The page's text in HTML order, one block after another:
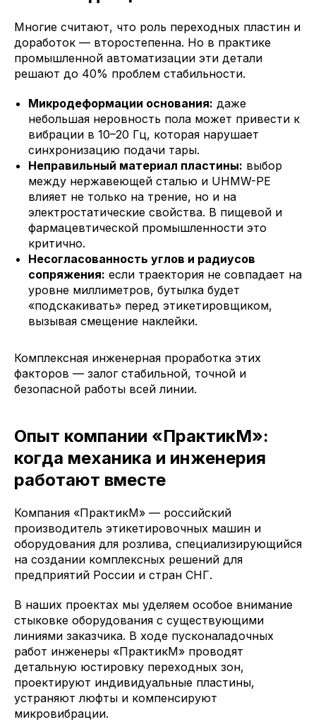
Многие считают, что роль переходных пластин и
доработок — второстепенна. Но в практике
промышленной автоматизации эти детали
решают до 40% проблем стабильности.
Микродеформации основания: даже
небольшая неровность пола может привести к
вибрации в 10–20 Гц, которая нарушает
синхронизацию подачи тары.
Неправильный материал пластины: выбор
между нержавеющей сталью и UHMW-PE
влияет не только на трение, но и на
электростатические свойства. В пищевой и
фармацевтической промышленности это
критично.
Несогласованность углов и радиусов
сопряжения: если траектория не совпадает на
уровне миллиметров, бутылка будет
«подскакивать» перед этикетировщиком,
вызывая смещение наклейки.
Комплексная инженерная проработка этих
факторов — залог стабильной, точной и
безопасной работы всей линии.
Опыт компании «ПрактикМ»:
когда механика и инженерия
работают вместе
Компания «ПрактикМ» — российский
производитель этикетировочных машин и
оборудования для розлива, специализирующийся
на создании комплексных решений для
предприятий России и стран СНГ.
В наших проектах мы уделяем особое внимание
стыковке оборудования с существующими
линиями заказчика. В ходе пусконаладочных
работ инженеры «ПрактикМ» проводят
детальную юстировку переходных зон,
проектируют индивидуальные пластины,
устраняют люфты и компенсируют
микровибрации.